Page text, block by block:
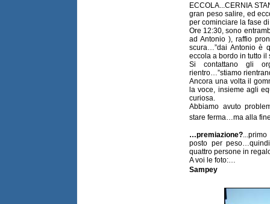
ECCOLA...CERNIA
gran peso salire, ed
per cominciare la fase
Ore 12:30, sono
ad Antonio ), raffio
scura…”dai Antonio è
eccola a bordo in tutto
Si contattano gli
rientro…”stiamo
Ancora una volta il
la voce, insieme agli
curiosa.
Abbiamo avuto
stare ferma…ma alla
…premiazione?
posto per
quattro persone in
A voi le foto:…
Sampey